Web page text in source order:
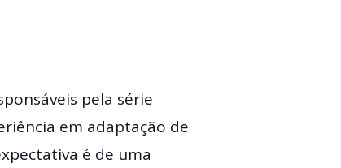
pela série
em adaptação de
é de uma